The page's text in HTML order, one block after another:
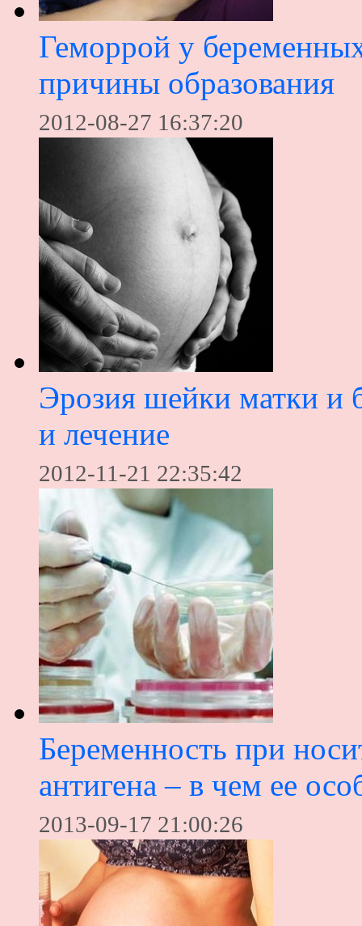
Геморрой у
причины образования
2012-08-27 16:37:20
Эрозия шейки матки и
и лечение
2012-11-21 22:35:42
Беременность при
антигена – в чем ее
2013-09-17 21:00:26